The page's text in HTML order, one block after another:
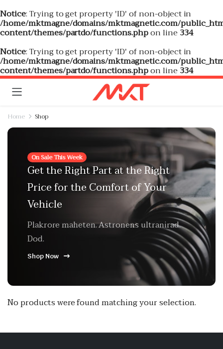
Notice: Trying to get property 'ID' of non-object in
/home/mktmagne/domains/mktmagnetic.com/
content/themes/partdo/functions.phpon line 334
Notice: Trying to get property 'ID' of non-object in
/home/mktmagne/domains/mktmagnetic.com/
content/themes/partdo/functions.phpon line 334
Home Shop
On Sale This Week
Get the Right Part at the Right
Price for the Comfort of Your
Vehicle
Plakrore maheten. Astronens ultranirad.
Dod.
Shop Now
No products were found matching your selection.